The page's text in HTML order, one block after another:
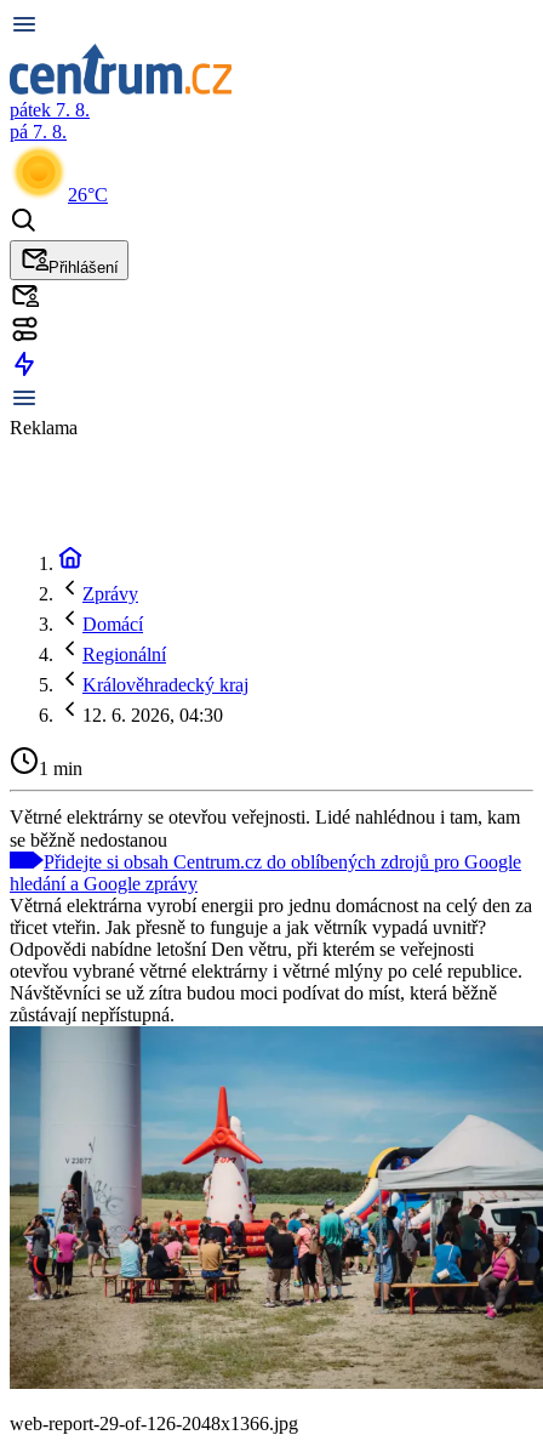
pátek 7. 8.
pá 7. 8.
26°C
Přihlášení
Reklama
Zprávy
Domácí
Regionální
Králověhradecký kraj
12. 6. 2026, 04:30
1 min
Větrné elektrárny se otevřou veřejnosti. Lidé nahlédnou i tam, kam
se běžně nedostanou
Přidejte si obsah Centrum.cz do oblíbených zdrojů pro Google
hledání a Google zprávy
Větrná elektrárna vyrobí energii pro jednu domácnost na celý den za
třicet vteřin. Jak přesně to funguje a jak větrník vypadá uvnitř?
Odpovědi nabídne letošní Den větru, při kterém se veřejnosti
otevřou vybrané větrné elektrárny i větrné mlýny po celé republice.
Návštěvníci se už zítra budou moci podívat do míst, která běžně
zůstávají nepřístupná.
web-report-29-of-126-2048x1366.jpg